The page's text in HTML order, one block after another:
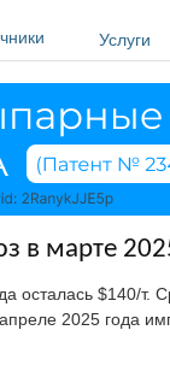
Услуги
марте
осталась $140/т.
2025 года